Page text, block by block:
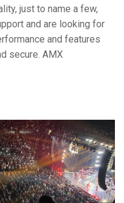
just to name a few,
and are looking for
and features
secure. AMX